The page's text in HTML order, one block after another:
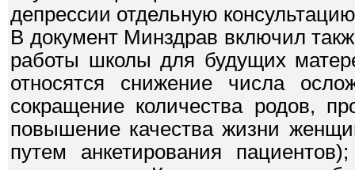
депрессии отдельную
В документ Минздрав включил
работы школы для будущих
относятся снижение числа
сокращение количества родов,
повышение качества жизни
путем анкетирования